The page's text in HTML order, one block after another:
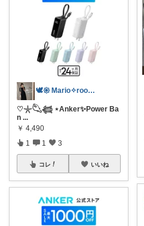
🕊𑁍 Mario✧room 𑁍🕊
♡𓇼𓆡𓆉 ⋆Anker✨Power Ba
n ...
￥ 4,490
1 1 3
コレ いいね